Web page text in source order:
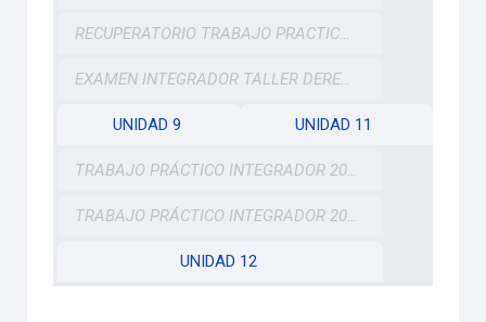
RECUPERATORIO TRABAJO PRACTICO INTEGRADOR TALLER DNyR
EXAMEN INTEGRADOR TALLER DERECHO NOTARIAL Y REGISTRAL 11-12-20
UNIDAD 9 UNIDAD 11
TRABAJO PRÁCTICO INTEGRADOR 2021
TRABAJO PRÁCTICO INTEGRADOR 2023
UNIDAD 12